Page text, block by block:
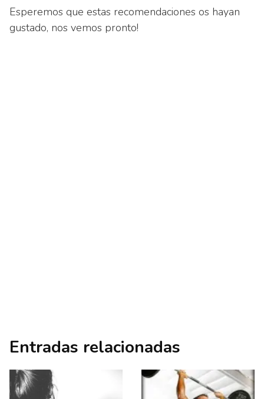
Esperemos que estas recomendaciones os hayan
gustado, nos vemos pronto!
Entradas relacionadas